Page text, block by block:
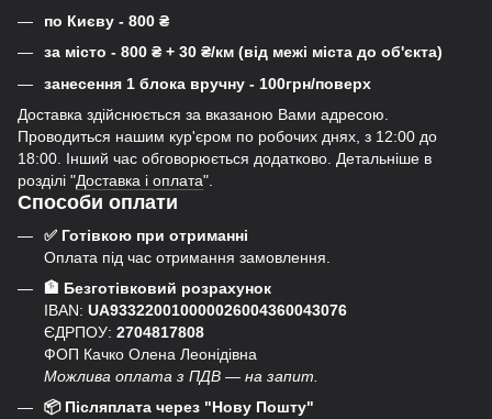
по Києву - 800 ₴
за місто - 800 ₴ + 30 ₴/км (від межі міста до об'єкта)
занесення 1 блока вручну - 100грн/поверх
Доставка здійснюється за вказаною Вами адресою.
Проводиться нашим кур'єром по робочих днях, з 12:00 до
18:00. Інший час обговорюється додатково. Детальніше в
розділі "Доставка і оплата".
Способи оплати
✅ Готівкою при отриманні
Оплата під час отримання замовлення.
🏦 Безготівковий розрахунок
IBAN: UA933220010000026004360043076
ЄДРПОУ: 2704817808
ФОП Качко Олена Леонідівна
Можлива оплата з ПДВ — на запит.
📦 Післяплата через "Нову Пошту"